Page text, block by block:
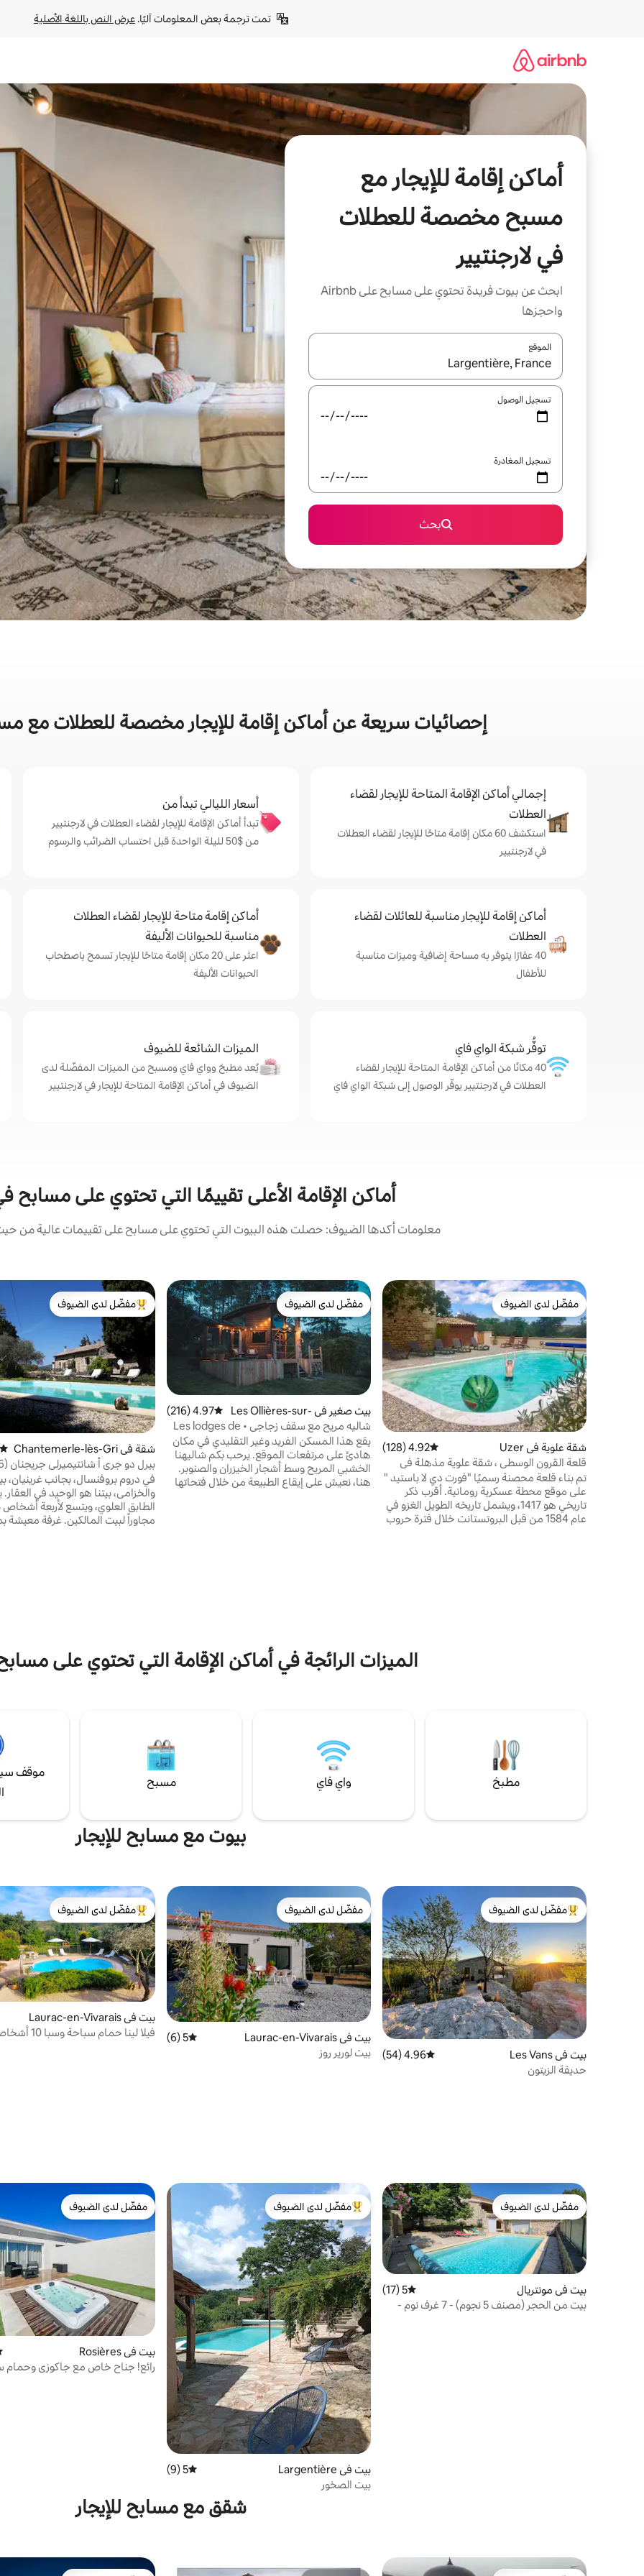
تمت ترجمة بعض المعلومات آليًا. عرض النص باللغة الأصلية
أماكن إقامة للإيجار مع
مسبح مخصصة للعطلات
في لارجنتيير
ابحث عن بيوت فريدة تحتوي على مسابح على Airbnb
واحجزها
الموقع
عند توفر النتائج، انتقل باستخدام السهمين لأعلى ولأسفل أو استكشف عن طريق اللمس أو السحب.
تسجيل الوصول
تسجيل المغادرة
بحث
إحصائيات سريعة عن أماكن إقامة للإيجار مخصصة للعطلات مع
إجمالي أماكن الإقامة المتاحة للإيجار لقضاء
العطلات
استكشف 60 مكان إقامة متاحًا للإيجار لقضاء العطلات
في لارجنتيير
أسعار الليالي تبدأ من
تبدأ أماكن الإقامة للإيجار لقضاء العطلات في لارجنتيير
من $‏50 لليلة الواحدة قبل احتساب الضرائب والرسوم
أماكن إقامة للإيجار مناسبة للعائلات لقضاء
العطلات
40 عقارًا يتوفر به مساحة إضافية وميزات مناسبة
للأطفال
أماكن إقامة متاحة للإيجار لقضاء العطلات
مناسبة للحيوانات الأليفة
اعثر على 20 مكان إقامة متاحًا للإيجار تسمح باصطحاب
الحيوانات الأليفة
توفُّر شبكة الواي فاي
40 مكانًا من أماكن الإقامة المتاحة للإيجار لقضاء
العطلات في لارجنتيير يوفّر الوصول إلى شبكة الواي فاي
الميزات الشائعة للضيوف
يُعد مطبخ وواي فاي ومسبح من الميزات المفضّلة لدى
الضيوف في أماكن الإقامة المتاحة للإيجار في لارجنتيير
أماكن الإقامة الأعلى تقييمًا التي تحتوي على مسابح في
معلومات أكدها الضيوف: حصلت هذه البيوت التي تحتوي على مسابح على تقييمات عالية من حيث
مفضّل لدى الضيوف
مفضّل لدى الضيوف
شقة علوية في Uzer متوسط التقييم 4.92 من 5، 128 مراجعات
4.92 (128)
قلعة القرون الوسطى ، شقة علوية مذهلة في
سود أرديش مع حمام سباحة
تم بناء قلعة محصنة رسميًا "فورت دي لا باستيد "
على موقع محطة عسكرية رومانية. أقرب ذكر
تاريخي هو 1417، ويشمل تاريخه الطويل الغزو في
عام 1584 من قبل البروتستانت خلال فترة حروب
مفضّل لدى الضيوف
مفضّل لدى الضيوف
بيت صغير في Les Ollières-sur-
Eyrieux
متوسط التقييم 4.97 من 5، 216 مراجعات
4.97 (216)
شاليه مريح مع سقف زجاجي • Les lodges de
Praly
يقع هذا المسكن الفريد وغير التقليدي في مكان
هادئ على مرتفعات الموقع. يرحب بكم شاليهنا
الخشبي المريح وسط أشجار الخيزران والصنوبر.
هنا، نعيش على إيقاع الطبيعة من خلال فتحاتها
من أبرز البيوت المفضّلة لدى الضيوف
مفضّل لدى الضيوف
شقة في Chantemerle-lès-Gri
gnan
بيرل دو جري أ شانتيميرلي جريجنان (26)
في دروم بروفنسال، بجانب غرينيان،
والخزامى، بيتنا هو الوحيد في
الطابق العلوي، ويتسع لأربعة أشخاص
الميزات الرائجة في أماكن الإقامة التي تحتوي على
مطبخ واي فاي مسبح
موقف
بيوت مع مسابح للإيجار
من أبرز البيوت المفضّلة لدى الضيوف
مفضّل لدى الضيوف
بيت في Les Vans متوسط التقييم 4.96 من 5، 54 مراجعات
4.96 (54)
حديقة الزيتون
مفضّل لدى الضيوف
مفضّل لدى الضيوف
بيت في Laurac-en-Vivarais متوسط التقييم 5 من 5، 6 مراجعات
5 (6)
بيت لورير روز
من أبرز البيوت المفضّلة لدى الضيوف
مفضّل لدى الضيوف
بيت في Laurac-en-Vivarais
فيلا لينا حمام سباحة وسبا 10 أشخاص
مفضّل لدى الضيوف
مفضّل لدى الضيوف
بيت في مونتريال متوسط التقييم 5 من 5، 17 مراجعات
5 (17)
بيت من الحجر (مصنف 5 نجوم) - 7 غرف نوم -
من أبرز البيوت المفضّلة لدى الضيوف
مفضّل لدى الضيوف
بيت في Largentière متوسط التقييم 5 من 5، 9 مراجعات
5 (9)
بيت الصخور
مفضّل لدى الضيوف
مفضّل لدى الضيوف
بيت في Rosières
رائع! جناح خاص مع جاكوزي وحمام
شقق مع مسابح للإيجار